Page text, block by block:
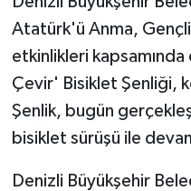
Atatürk'ü Anma,
etkinlikleri
Çevir' Bisiklet Şenliği,
Şenlik, bugün
bisiklet sürüşü ile
Denizli Büyükşehir
GÜNDEM
Güvenlik
HABERDE İNSAN